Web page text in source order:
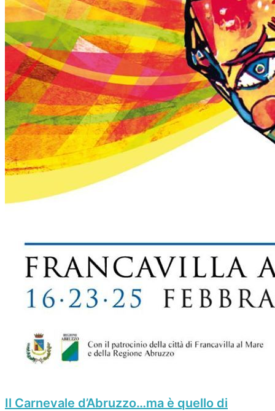
Il Carnevale d’Abruzzo…ma è quello di